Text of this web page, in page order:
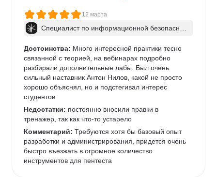
12 марта
Специалист по информационной безопаснос
Достоинства: Много интересной практики тесно
связанной с теорией, на вебинарах подробно
разбирали дополнительные лабы. Был очень
сильный наставник Антон Нилов, какой не просто
хорошо объяснял, но и подстегивал интерес
студентов
Недостатки: постоянно вносили правки в
тренажер, так как что-то устарело
Комментарий: Требуются хотя бы базовый опыт
разработки и администрирования, придется очень
быстро въезжать в огромное количество
инструментов для пентеста